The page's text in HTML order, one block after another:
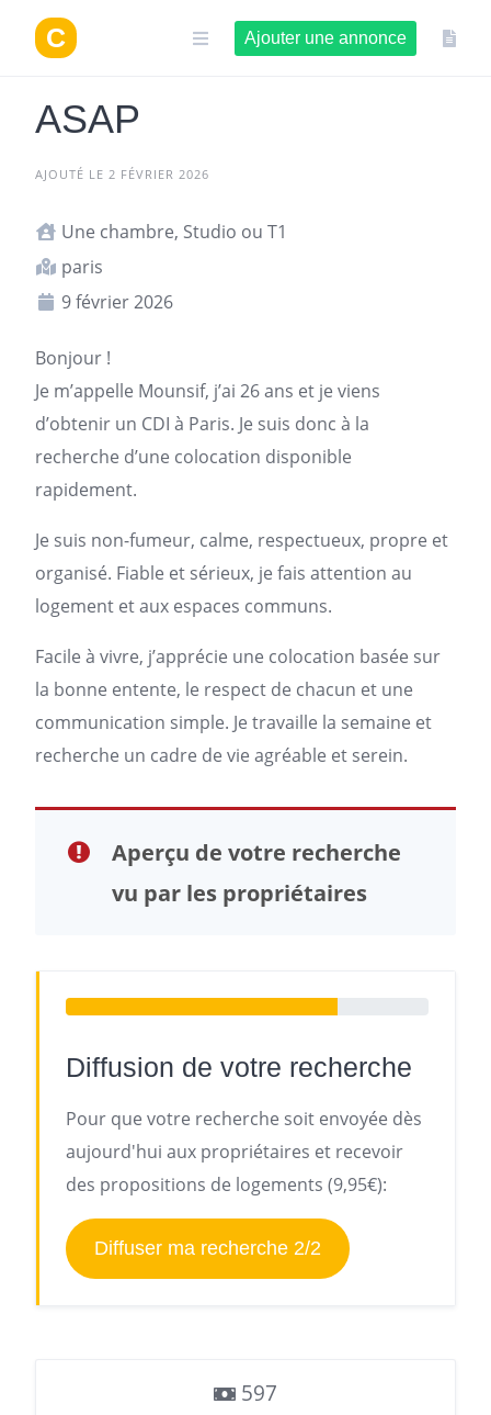
contenu
Ajouter une annonce
ASAP
AJOUTÉ LE 2 FÉVRIER 2026
Une chambre, Studio ou T1
paris
9 février 2026
Bonjour !
Je m’appelle Mounsif, j’ai 26 ans et je viens
d’obtenir un CDI à Paris. Je suis donc à la
recherche d’une colocation disponible
rapidement.
Je suis non-fumeur, calme, respectueux, propre et
organisé. Fiable et sérieux, je fais attention au
logement et aux espaces communs.
Facile à vivre, j’apprécie une colocation basée sur
la bonne entente, le respect de chacun et une
communication simple. Je travaille la semaine et
recherche un cadre de vie agréable et serein.
Aperçu de votre recherche
vu par les propriétaires
Diffusion de votre recherche
Pour que votre recherche soit envoyée dès
aujourd'hui aux propriétaires et recevoir
des propositions de logements (9,95€):
Diffuser ma recherche 2/2
597